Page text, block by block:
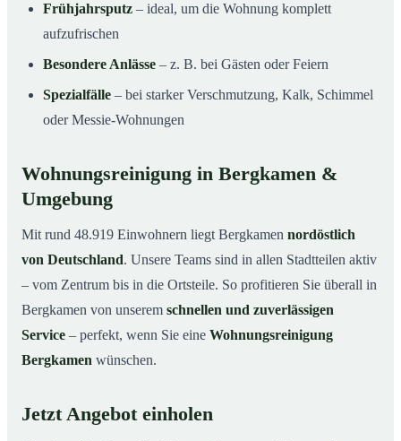
Frühjahrsputz – ideal, um die Wohnung komplett
aufzufrischen
Besondere Anlässe – z. B. bei Gästen oder Feiern
Spezialfälle – bei starker Verschmutzung, Kalk, Schimmel
oder Messie-Wohnungen
Wohnungsreinigung in Bergkamen &
Umgebung
Mit rund 48.919 Einwohnern liegt Bergkamen nordöstlich
von Deutschland. Unsere Teams sind in allen Stadtteilen aktiv
– vom Zentrum bis in die Ortsteile. So profitieren Sie überall in
Bergkamen von unserem schnellen und zuverlässigen
Service – perfekt, wenn Sie eine Wohnungsreinigung
Bergkamen wünschen.
Jetzt Angebot einholen